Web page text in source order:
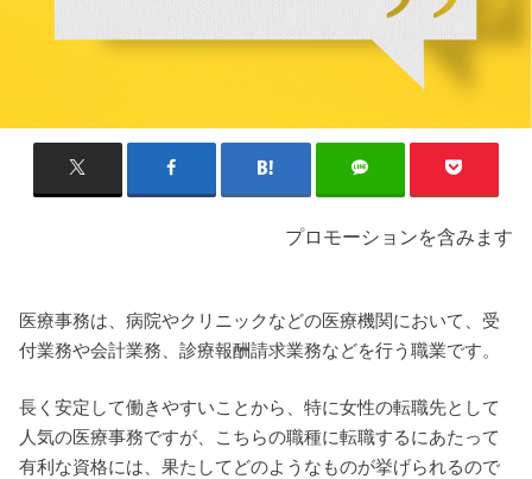
プロモーションを含みます
医療事務は、病院やクリニックなどの医療機関において、受
付業務や会計業務、診療報酬請求業務などを行う職業です。
長く安定して働きやすいことから、特に女性の転職先として
人気の医療事務ですが、こちらの職種に転職するにあたって
有利な資格には、果たしてどのようなものが挙げられるので